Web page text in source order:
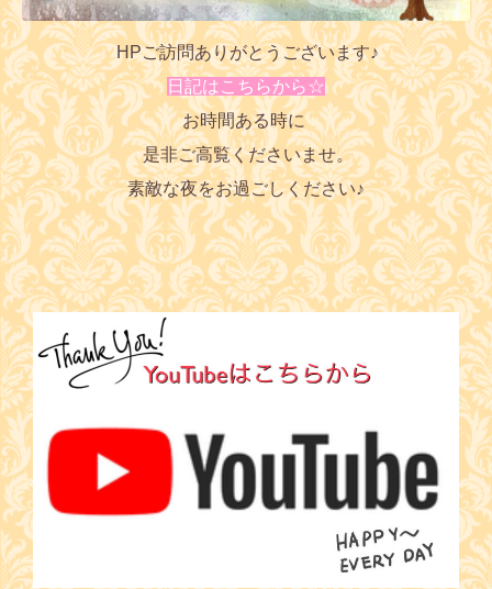
HPご訪問ありがとうございます♪
日記はこちらから☆
お時間ある時に
是非ご高覧くださいませ。
素敵な夜をお過ごしください♪